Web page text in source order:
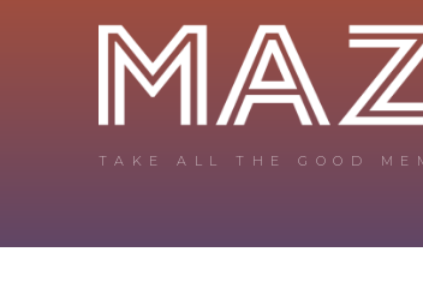
TAKE ALL THE GOOD